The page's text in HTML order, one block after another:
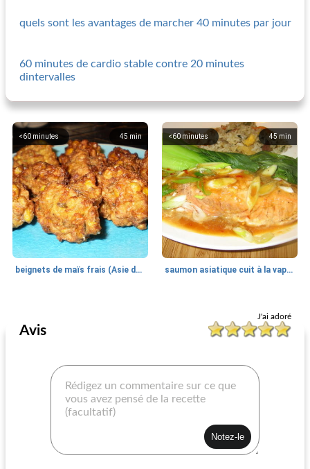
quels sont les avantages de marcher 40 minutes par jour
60 minutes de cardio stable contre 20 minutes
dintervalles
45 min
<60 minutes
beignets de maïs frais (Asie du sud-est)
45min
<60 minutes
saumon asiatique cuit à la vapeur
salade aux oeufs de maman filet sorrentino
J'ai adoré
Avis